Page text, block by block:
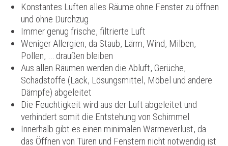
Konstantes Lüften alles Räume ohne Fenster zu öffnen
und ohne Durchzug
Immer genug frische, filtrierte Luft
Weniger Allergien, da Staub, Lärm, Wind, Milben,
Pollen, … draußen bleiben
Aus allen Räumen werden die Abluft, Gerüche,
Schadstoffe (Lack, Lösungsmittel, Möbel und andere
Dämpfe) abgeleitet
Die Feuchtigkeit wird aus der Luft abgeleitet und
verhindert somit die Entstehung von Schimmel
Innerhalb gibt es einen minimalen Wärmeverlust, da
das Öffnen von Türen und Fenstern nicht notwendig ist